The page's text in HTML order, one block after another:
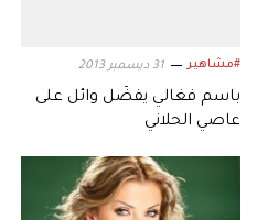
#مشاهير 31 ديسمبر 2013
باسم فغالي يفضّل وائل على
عاصي الحلاني